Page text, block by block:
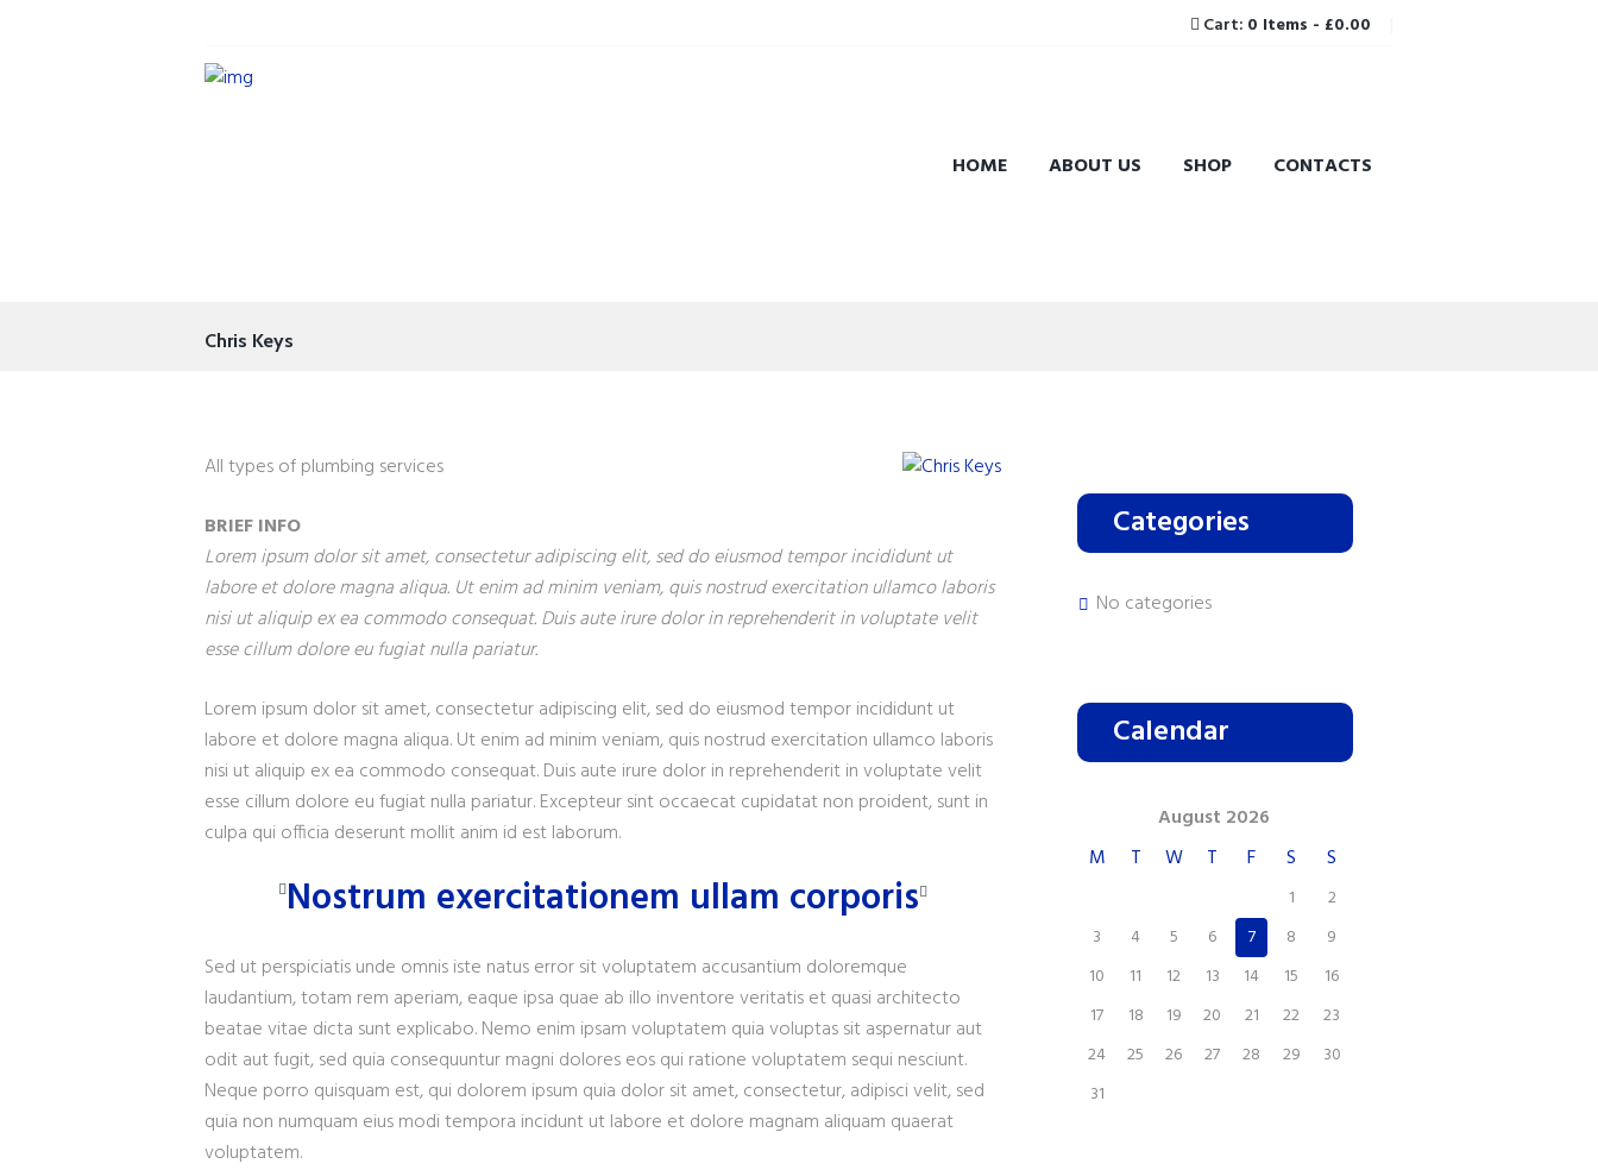
Cart: 0 Items - £0.00
HOME ABOUT US SHOP CONTACTS
Chris Keys
All types of plumbing services
BRIEF INFO
Lorem ipsum dolor sit amet, consectetur adipiscing elit, sed do eiusmod tempor incididunt ut
labore et dolore magna aliqua. Ut enim ad minim veniam, quis nostrud exercitation ullamco laboris
nisi ut aliquip ex ea commodo consequat. Duis aute irure dolor in reprehenderit in voluptate velit
esse cillum dolore eu fugiat nulla pariatur.
Lorem ipsum dolor sit amet, consectetur adipiscing elit, sed do eiusmod tempor incididunt ut
labore et dolore magna aliqua. Ut enim ad minim veniam, quis nostrud exercitation ullamco laboris
nisi ut aliquip ex ea commodo consequat. Duis aute irure dolor in reprehenderit in voluptate velit
esse cillum dolore eu fugiat nulla pariatur. Excepteur sint occaecat cupidatat non proident, sunt in
culpa qui officia deserunt mollit anim id est laborum.
Nostrum exercitationem ullam corporis
Sed ut perspiciatis unde omnis iste natus error sit voluptatem accusantium doloremque
laudantium, totam rem aperiam, eaque ipsa quae ab illo inventore veritatis et quasi architecto
beatae vitae dicta sunt explicabo. Nemo enim ipsam voluptatem quia voluptas sit aspernatur aut
odit aut fugit, sed quia consequuntur magni dolores eos qui ratione voluptatem sequi nesciunt.
Neque porro quisquam est, qui dolorem ipsum quia dolor sit amet, consectetur, adipisci velit, sed
quia non numquam eius modi tempora incidunt ut labore et dolore magnam aliquam quaerat
voluptatem.
Categories
No categories
Calendar
August 2026
M
T W T F S S
1
2
3
4 5 6 7 8
9
10
11 12 13 14 15
16
17
18 19 20 21 22
23
24
25 26 27 28 29
30
31